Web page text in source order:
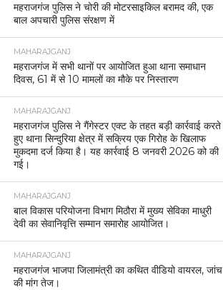
महराजगंज पुलिस ने चोरी की मोटरसाइकिल बरामद की, एक
बाल अपचारी पुलिस संरक्षण में
MAHARAJGANJ
महराजगंज में सभी थानों पर आयोजित हुआ थाना समाधान
दिवस, 61 में से 10 मामलों का मौके पर निस्तारण
MAHARAJGANJ
महराजगंज पुलिस ने गैंगेस्टर एक्ट के तहत बड़ी कार्रवाई करते
हुए थाना सिन्दुरिया क्षेत्र में सक्रिय एक गिरोह के खिलाफ
मुकदमा दर्ज किया है। यह कार्रवाई 8 जनवरी 2026 को की
गई।
MAHARAJGANJ
बाल विकास परियोजना विभाग मिठौरा में मुख्य सेविका माधुरी
देवी का सेवानिवृत्ति सम्मान समारोह आयोजित।
MAHARAJGANJ
महराजगंज भाजपा जिलामंत्री का कथित वीडियो वायरल, जांच
की मांग तेज।